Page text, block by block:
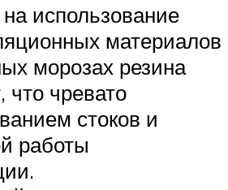
использование
материалов
морозах резина
что чревато
стоков и
работы